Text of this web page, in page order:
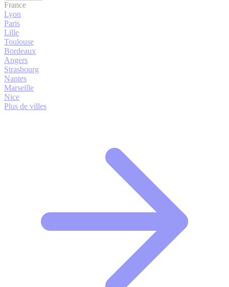
France
Lyon
Paris
Lille
Toulouse
Bordeaux
Angers
Strasbourg
Nantes
Marseille
Nice
Plus de villes